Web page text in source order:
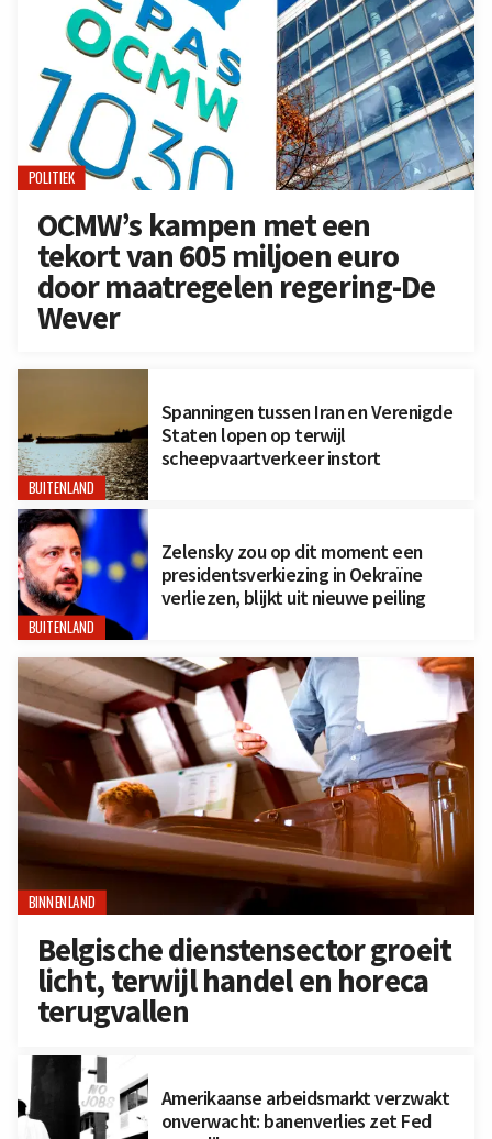
POLITIEK
OCMW’s kampen met een
tekort van 605 miljoen euro
door maatregelen regering-De
Wever
BUITENLAND
Spanningen tussen Iran en Verenigde
Staten lopen op terwijl
scheepvaartverkeer instort
BUITENLAND
Zelensky zou op dit moment een
presidentsverkiezing in Oekraïne
verliezen, blijkt uit nieuwe peiling
BINNENLAND
Belgische dienstensector groeit
licht, terwijl handel en horeca
terugvallen
Amerikaanse arbeidsmarkt verzwakt
onverwacht: banenverlies zet Fed